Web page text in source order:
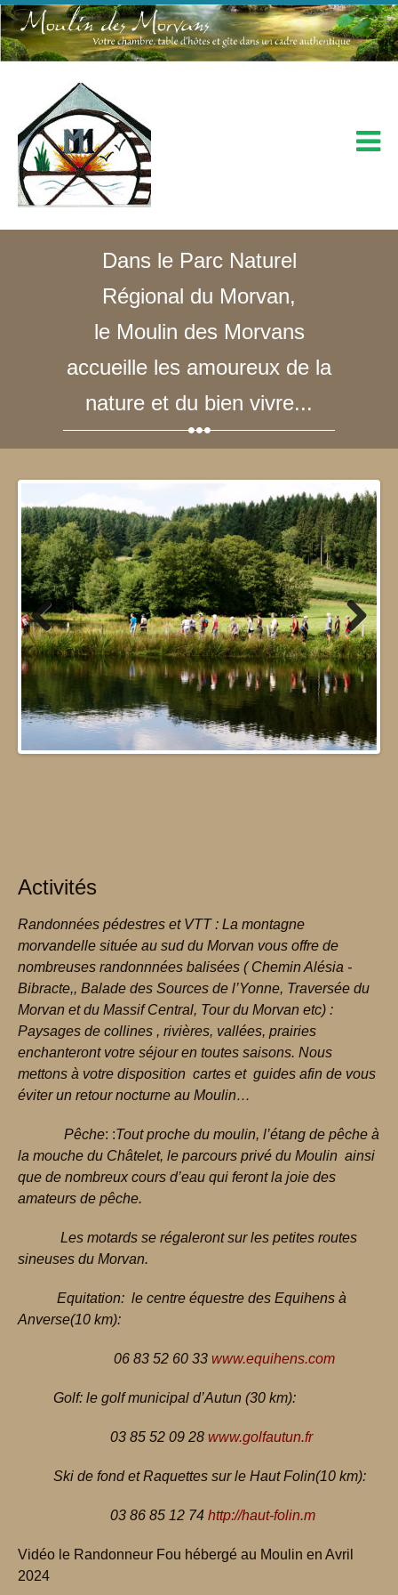
Dans le Parc Naturel
Régional du Morvan,
le Moulin des Morvans
accueille les amoureux de la
nature et du bien vivre...
Previous Next
Activités
Randonnées pédestres et VTT : La montagne
morvandelle située au sud du Morvan vous offre de
nombreuses randonnnées balisées ( Chemin Alésia -
Bibracte,, Balade des Sources de l’Yonne, Traversée du
Morvan et du Massif Central, Tour du Morvan etc) :
Paysages de collines , rivières, vallées, prairies
enchanteront votre séjour en toutes saisons. Nous
mettons à votre disposition cartes et guides afin de vous
éviter un retour nocturne au Moulin…
Pêche: :Tout proche du moulin, l’étang de pêche à
la mouche du Châtelet, le parcours privé du Moulin ainsi
que de nombreux cours d’eau qui feront la joie des
amateurs de pêche.
Les motards se régaleront sur les petites routes
sineuses du Morvan.
Equitation: le centre équestre des Equihens à
Anverse(10 km):
06 83 52 60 33 www.equihens.com
Golf: le golf municipal d’Autun (30 km):
03 85 52 09 28 www.golfautun.fr
Ski de fond et Raquettes sur le Haut Folin(10 km):
03 86 85 12 74 http://haut-folin.m
Vidéo le Randonneur Fou hébergé au Moulin en Avril
2024